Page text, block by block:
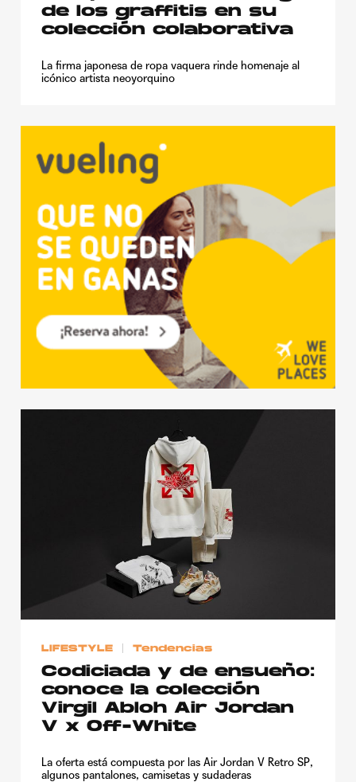
de los graffitis en su
colección colaborativa
La firma japonesa de ropa vaquera rinde homenaje al
icónico artista neoyorquino
LIFESTYLE Tendencias
Codiciada y de ensueño:
conoce la colección
Virgil Abloh Air Jordan
V x Off-White
La oferta está compuesta por las Air Jordan V Retro SP,
algunos pantalones, camisetas y sudaderas